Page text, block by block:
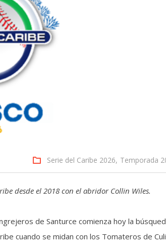
Serie del Caribe 2026, Temporada
desde el 2018 con el abridor Collin Wiles.
de Santurce comienza hoy la
cuando se midan con los Tomateros de